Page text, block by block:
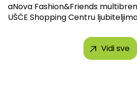
aNova Fashion&Friends
UŠĆE Shopping Centru
Vidi sve